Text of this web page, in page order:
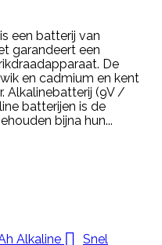
een batterij van
garandeert een
De
en cadmium en kent
Alkalinebatterij (9V /
batterijen is de
bijna hun...

Snel